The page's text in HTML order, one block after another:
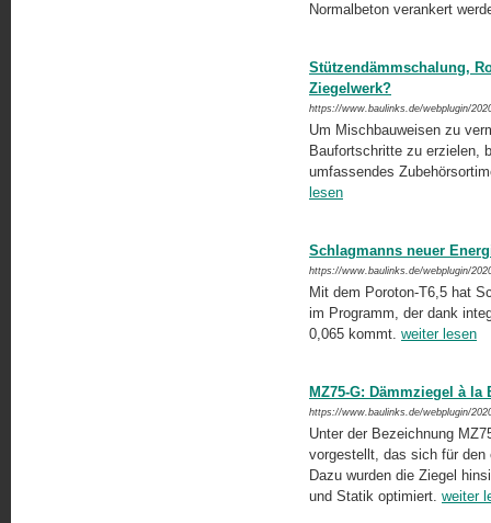
Normalbeton verankert
Stützendämmschalung,
Ziegelwerk?
https://www.baulinks.de/webplugin/
Um Mischbauweisen zu
Baufortschritte zu erzielen,
umfassendes
lesen
Schlagmanns neuer
https://www.baulinks.de/webplugin/
Mit dem Poroton-T6,5 hat
im Programm, der dank
0,065 kommt. weiter lesen
MZ75-G: Dämmziegel à
https://www.baulinks.de/webplugin/
Unter der Bezeichnung
vorgestellt, das sich für den
Dazu wurden die Ziegel
und Statik optimiert. weiter